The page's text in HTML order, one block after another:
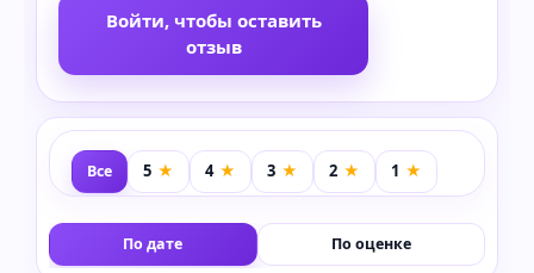
Войти, чтобы оставить
отзыв
Все
По дате По оценке